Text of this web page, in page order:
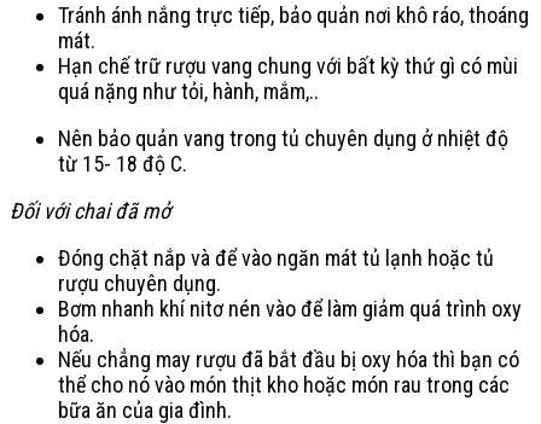
Tránh ánh nắng trực tiếp, bảo quản nơi khô ráo, thoáng
mát.
Hạn chế trữ rượu vang chung với bất kỳ thứ gì có mùi
quá nặng như tỏi, hành, mắm,..
Nên bảo quản vang trong tủ chuyên dụng ở nhiệt độ
từ 15- 18 độ C.
Đối với chai đã mở
Đóng chặt nắp và để vào ngăn mát tủ lạnh hoặc tủ
rượu chuyên dụng.
Bơm nhanh khí nitơ nén vào để làm giảm quá trình oxy
hóa.
Nếu chẳng may rượu đã bắt đầu bị oxy hóa thì bạn có
thể cho nó vào món thịt kho hoặc món rau trong các
bữa ăn của gia đình.